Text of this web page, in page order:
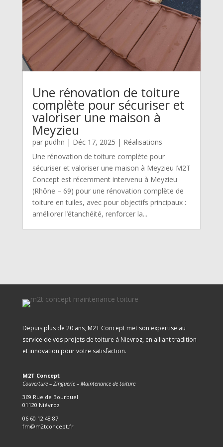
Une rénovation de toiture
complète pour sécuriser et
valoriser une maison à
Meyzieu
par pudhn | Déc 17, 2025 | Réalisations
Une rénovation de toiture complète pour
sécuriser et valoriser une maison à Meyzieu M2T
Concept est récemment intervenu à Meyzieu
(Rhône – 69) pour une rénovation complète de
toiture en tuiles, avec pour objectifs principaux :
améliorer l’étanchéité, renforcer la...
Depuis plus de 20 ans, M2T Concept met son expertise au
service de vos projets de toiture à Nievroz, en alliant tradition
et innovation pour votre satisfaction.
M2T Concept
Couverture – Zinguerie – Maintenance de toiture
369 Rue de Bourbuel
01120 Niévroz
06 60 12 48 87
fm@m2tconcept.fr